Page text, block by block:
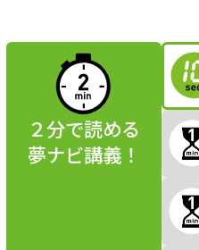
２分で読める
夢ナビ講義！